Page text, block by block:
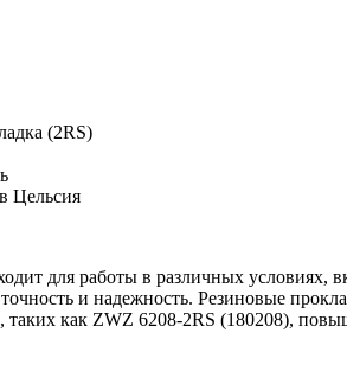
(2RS)
Цельсия
для работы в различных условиях,
точность и надежность. Резиновые
как ZWZ 6208-2RS (180208),